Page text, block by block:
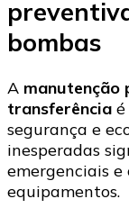
bombas
A manutenção
transferência
segurança e
inesperadas
emergenciais
equipamentos.